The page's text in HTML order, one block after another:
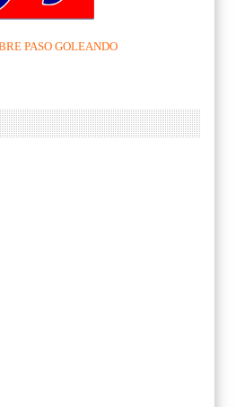
PASO GOLEANDO